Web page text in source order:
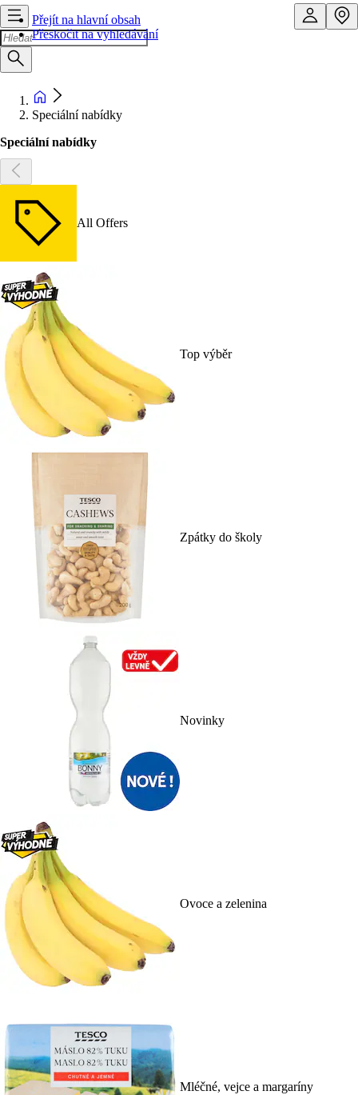
Přejít na hlavní obsah
Přeskočit na vyhledávání
Speciální nabídky
Speciální nabídky
All Offers
Top výběr
Zpátky do školy
Novinky
Ovoce a zelenina
Mléčné, vejce a margaríny